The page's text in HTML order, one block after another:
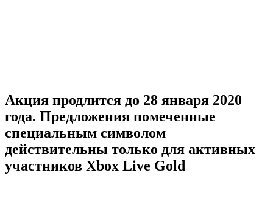
Акция продлится до 28 января 2020
года. Предложения помеченные
специальным символом
действительны только для активных
участников Xbox Live Gold